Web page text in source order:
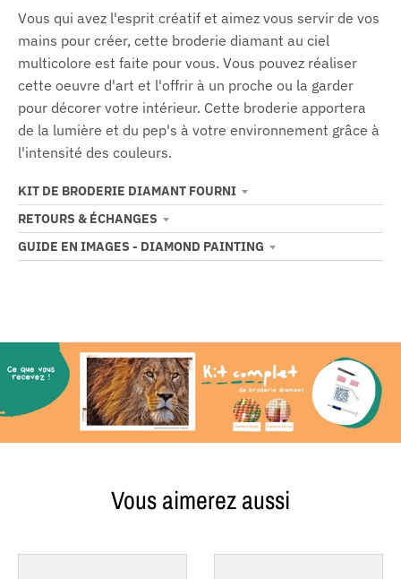
Vous qui avez l'esprit créatif et aimez vous servir de vos
mains pour créer, cette broderie diamant au ciel
multicolore est faite pour vous. Vous pouvez réaliser
cette oeuvre d'art et l'offrir à un proche ou la garder
pour décorer votre intérieur. Cette broderie apportera
de la lumière et du pep's à votre environnement grâce à
l'intensité des couleurs.
KIT DE BRODERIE DIAMANT FOURNI
RETOURS & ÉCHANGES
GUIDE EN IMAGES - DIAMOND PAINTING
Vous aimerez aussi